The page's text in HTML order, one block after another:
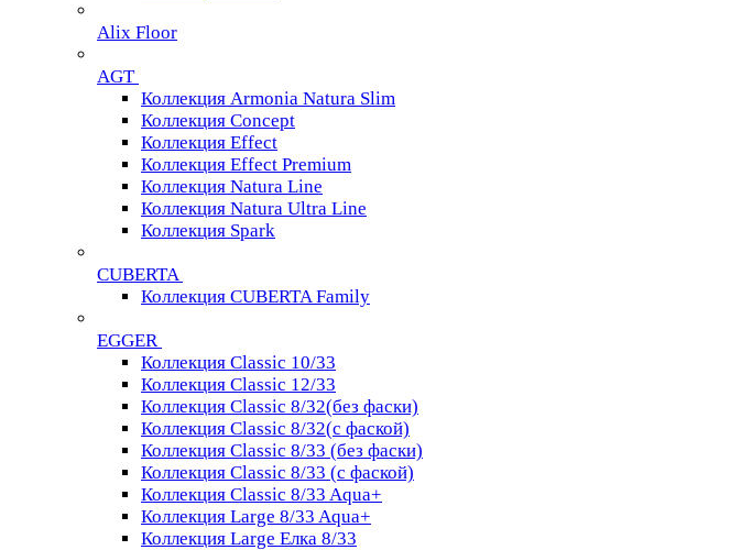
Alix Floor
AGT
Коллекция Armonia Natura Slim
Коллекция Concept
Коллекция Effect
Коллекция Effect Premium
Коллекция Natura Line
Коллекция Natura Ultra Line
Коллекция Spark
CUBERTA
Коллекция CUBERTA Family
EGGER
Коллекция Classic 10/33
Коллекция Classic 12/33
Коллекция Classic 8/32(без фаски)
Коллекция Classic 8/32(с фаской)
Коллекция Classic 8/33 (без фаски)
Коллекция Classic 8/33 (с фаской)
Коллекция Classic 8/33 Aqua+
Коллекция Large 8/33 Aqua+
Коллекция Large Елка 8/33